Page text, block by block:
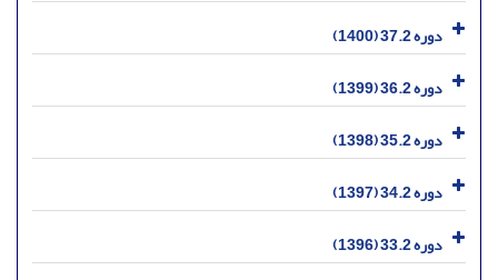
دوره 37.2 (1400)
دوره 36.2 (1399)
دوره 35.2 (1398)
دوره 34.2 (1397)
دوره 33.2 (1396)